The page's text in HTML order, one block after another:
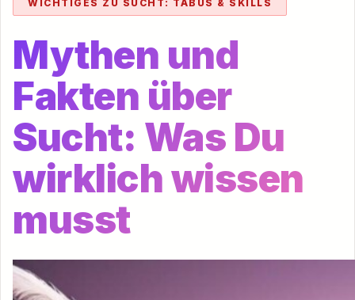
WICHTIGES ZU SUCHT: TABUS & SKILLS
Mythen und
Fakten über
Sucht: Was Du
wirklich wissen
musst